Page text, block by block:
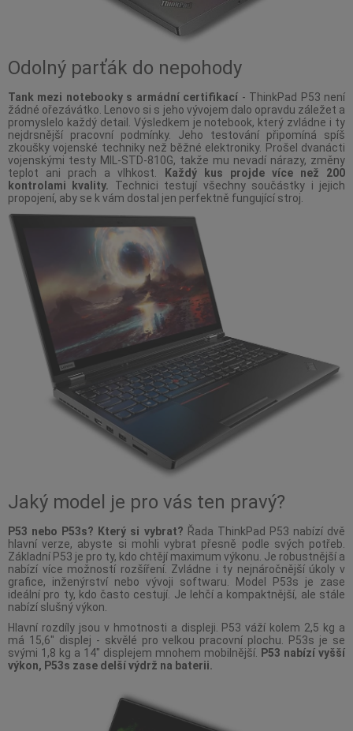
Odolný parťák do nepohody
Tank mezi notebooky s armádní certifikací - ThinkPad P53 není
žádné ořezávátko. Lenovo si s jeho vývojem dalo opravdu záležet a
promyslelo každý detail. Výsledkem je notebook, který zvládne i ty
nejdrsnější pracovní podmínky. Jeho testování připomíná spíš
zkoušky vojenské techniky než běžné elektroniky. Prošel dvanácti
vojenskými testy MIL-STD-810G, takže mu nevadí nárazy, změny
teplot ani prach a vlhkost.
Každý kus projde více než 200
kontrolami kvality. Technici testují všechny součástky i jejich
propojení, aby se k vám dostal jen perfektně fungující stroj.
Jaký model je pro vás ten pravý?
P53 nebo P53s? Který si vybrat? Řada ThinkPad P53 nabízí dvě
hlavní verze, abyste si mohli vybrat přesně podle svých potřeb.
Základní P53 je pro ty, kdo chtějí maximum výkonu. Je robustnější a
nabízí více možností rozšíření. Zvládne i ty nejnáročnější úkoly v
grafice, inženýrství nebo vývoji softwaru. Model P53s je zase
ideální pro ty, kdo často cestují. Je lehčí a kompaktnější, ale stále
nabízí slušný výkon.
Hlavní rozdíly jsou v hmotnosti a displeji. P53 váží kolem 2,5 kg a
má 15,6" displej - skvělé pro velkou pracovní plochu. P53s je se
svými 1,8 kg a 14" displejem mnohem mobilnější.
P53 nabízí vyšší
výkon, P53s zase delší výdrž na baterii.